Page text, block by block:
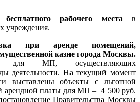
бесплатного рабочего места в
учреждения.
при аренде помещений,
казне города Москвы.
для МП, осуществляющих
деятельности. На текущий момент
выставлены объекты с льготной
арендной платы для МП – 4 500 руб.
Правительства Москвы